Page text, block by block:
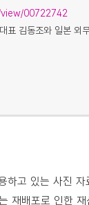
00722742
표 김동조와 일본 외
하고 있는 사진
재배포로 인한